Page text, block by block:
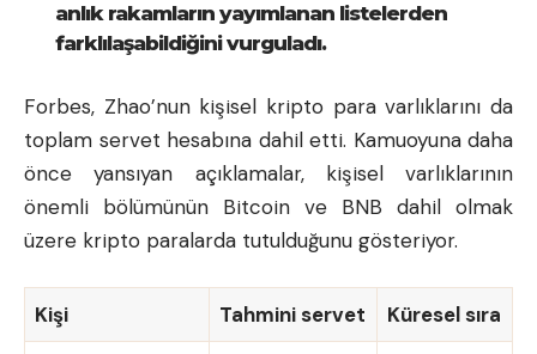
anlık rakamların yayımlanan listelerden
farklılaşabildiğini vurguladı.
Forbes, Zhao’nun kişisel kripto para varlıklarını da
toplam servet hesabına dahil etti. Kamuoyuna daha
önce yansıyan açıklamalar, kişisel varlıklarının
önemli bölümünün Bitcoin ve BNB dahil olmak
üzere kripto paralarda tutulduğunu gösteriyor.
Kişi Tahmini servet Küresel sıra